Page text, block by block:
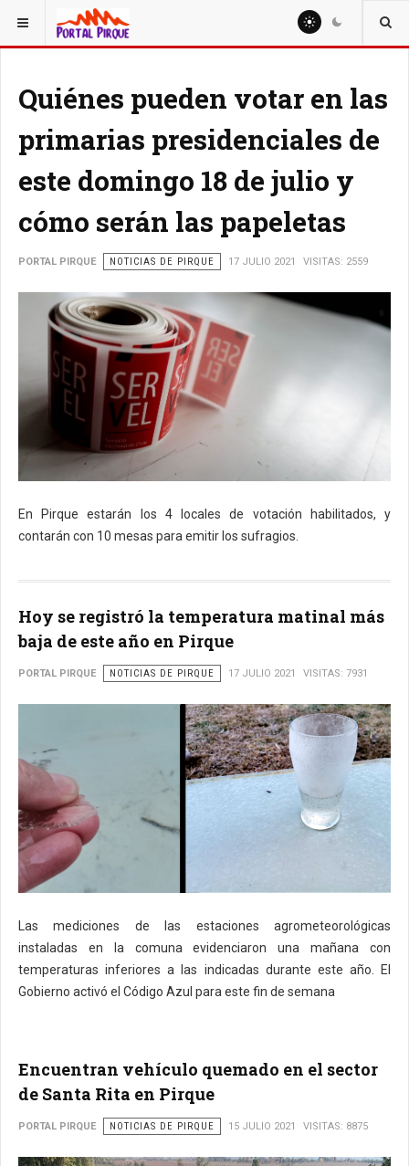
ESTÁ AQUÍ: NOTICIAS
Quiénes pueden votar en las
primarias presidenciales de
este domingo 18 de julio y
cómo serán las papeletas
PORTAL PIRQUE NOTICIAS DE PIRQUE 17 JULIO 2021 VISITAS: 2559
En Pirque estarán los 4 locales de votación habilitados, y
contarán con 10 mesas para emitir los sufragios.
Hoy se registró la temperatura matinal más
baja de este año en Pirque
PORTAL PIRQUE NOTICIAS DE PIRQUE 17 JULIO 2021 VISITAS: 7931
Las mediciones de las estaciones agrometeorológicas
instaladas en la comuna evidenciaron una mañana con
temperaturas inferiores a las indicadas durante este año. El
Gobierno activó el Código Azul para este fin de semana
Encuentran vehículo quemado en el sector
de Santa Rita en Pirque
PORTAL PIRQUE NOTICIAS DE PIRQUE 15 JULIO 2021 VISITAS: 8875